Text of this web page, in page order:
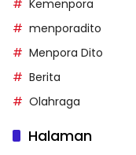
Kemenpora
menporadito
Menpora Dito
Berita
Olahraga
Halaman